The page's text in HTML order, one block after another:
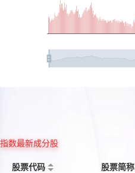
指数最新成分股
股票代码
股票简称